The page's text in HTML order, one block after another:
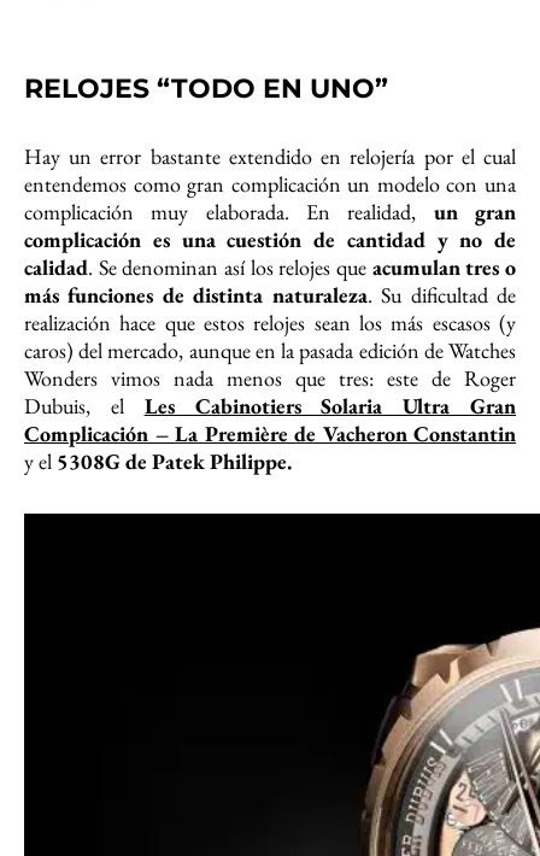
RELOJES “TODO EN UNO”
Hay un error bastante extendido en relojería por el cual
entendemos como gran complicación un modelo con una
complicación muy elaborada. En realidad, un gran
complicación es una cuestión de cantidad y no de
calidad. Se denominan así los relojes que acumulan tres o
más funciones de distinta naturaleza. Su dificultad de
realización hace que estos relojes sean los más escasos (y
caros) del mercado, aunque en la pasada edición de Watches
Wonders vimos nada menos que tres: este de Roger
Dubuis, el Les Cabinotiers Solaria Ultra Gran
Complicación – La Première de Vacheron Constantin
y el 5308G de Patek Philippe.